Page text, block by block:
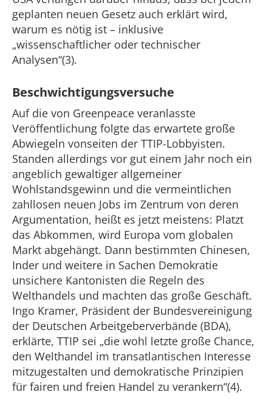
geplanten neuen Gesetz auch erklärt wird,
warum es nötig ist – inklusive
„wissenschaftlicher oder technischer
Analysen“(3).
Beschwichtigungsversuche
Auf die von Greenpeace veranlasste
Veröffentlichung folgte das erwartete große
Abwiegeln vonseiten der TTIP-Lobbyisten.
Standen allerdings vor gut einem Jahr noch ein
angeblich gewaltiger allgemeiner
Wohlstandsgewinn und die vermeintlichen
zahllosen neuen Jobs im Zentrum von deren
Argumentation, heißt es jetzt meistens: Platzt
das Abkommen, wird Europa vom globalen
Markt abgehängt. Dann bestimmten Chinesen,
Inder und weitere in Sachen Demokratie
unsichere Kantonisten die Regeln des
Welthandels und machten das große Geschäft.
Ingo Kramer, Präsident der Bundesvereinigung
der Deutschen Arbeitgeberverbände (BDA),
erklärte, TTIP sei „die wohl letzte große Chance,
den Welthandel im transatlantischen Interesse
mitzugestalten und demokratische Prinzipien
für fairen und freien Handel zu verankern“(4).